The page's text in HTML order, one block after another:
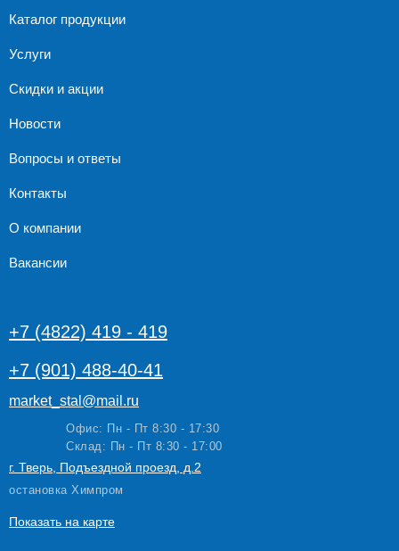
Каталог продукции
Услуги
Скидки и акции
Новости
Вопросы и ответы
Контакты
О компании
Вакансии
+7 (4822) 419 - 419
+7 (901) 488-40-41
Офис: Пн - Пт 8:30 - 17:30
Склад: Пн - Пт 8:30 - 17:00
остановка Химпром
market_stal@mail.ru
Показать на карте
г. Тверь, Подъездной проезд, д.2